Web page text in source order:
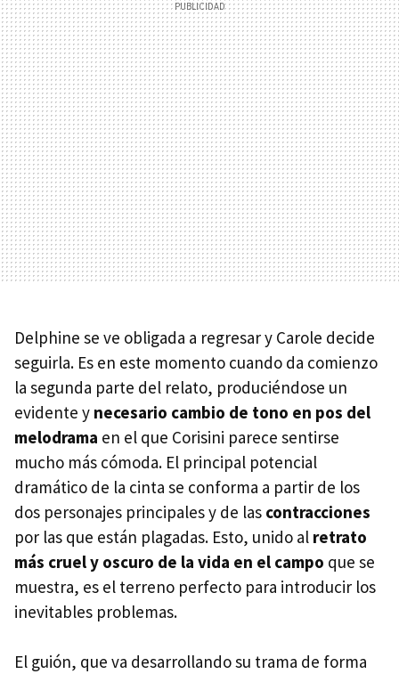
Delphine se ve obligada a regresar y Carole decide
seguirla. Es en este momento cuando da comienzo
la segunda parte del relato, produciéndose un
evidente y necesario cambio de tono en pos del
melodrama en el que Corisini parece sentirse
mucho más cómoda. El principal potencial
dramático de la cinta se conforma a partir de los
dos personajes principales y de las contracciones
por las que están plagadas. Esto, unido al retrato
más cruel y oscuro de la vida en el campo que se
muestra, es el terreno perfecto para introducir los
inevitables problemas.
El guión, que va desarrollando su trama de forma